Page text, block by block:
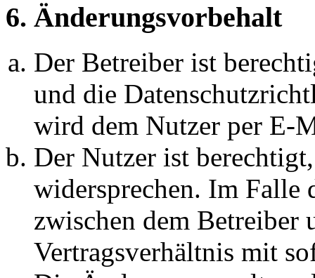
6. Änderungsvorbehalt
Der Betreiber ist
und die
wird dem Nutzer per E-
Der Nutzer ist
widersprechen. Im Falle
zwischen dem Betreiber
Vertragsverhältnis mit